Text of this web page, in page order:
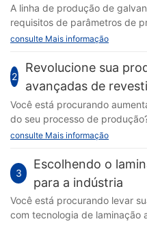
de zinco
A linha de produção de
requisitos de parâmetros de
aos diferentes componentes
puro (<000000>ge; 99,8%),
(com diferentes proporções
consulte Mais informação
2
Revolucione sua
avançadas de
precisão, eficiência
Você está procurando
do seu processo de
máquinas avançadas de coil
estão transformando a
tecnologias inovadoras
elevar sua produção a novos
produção com máquinas
bobinas: precisão, eficiência
consulte Mais informação
3
Escolhendo o
para a indústria
Você está procurando levar
com tecnologia de laminação